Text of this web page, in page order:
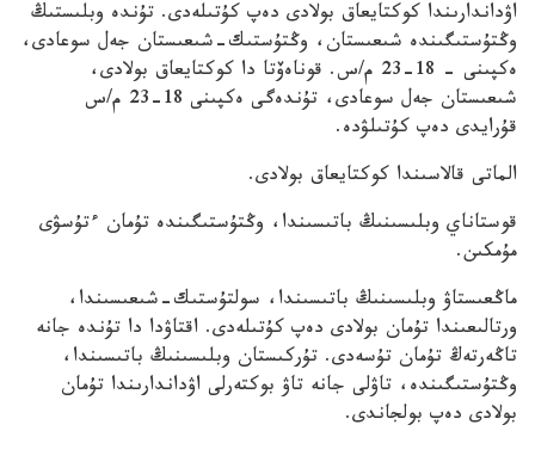
اۋداندارىندا كوكتايعاق بولادى دەپ كۇتىلەدى. تۇندە وبلىستىڭ
وڭتۇستىگىندە شىعىستان، وڭتۇستىك-شىعىستان جەل سوعادى،
ەكپىنى - 18-23 م/س. قوناەۆتا دا كوكتايعاق بولادى،
شىعىستان جەل سوعادى، تۇندەگى ەكپىنى 18-23 م/س
قۇرايدى دەپ كۇتىلۋدە.
الماتى قالاسىندا كوكتايعاق بولادى.
قوستاناي وبلىسىنىڭ باتىسىندا، وڭتۇستىگىندە تۇمان ءتۇسۋى
مۇمكىن.
ماڭعىستاۋ وبلىسىنىڭ باتىسىندا، سولتۇستىك-شىعىسىندا،
ورتالىعىندا تۇمان بولادى دەپ كۇتىلەدى. اقتاۋدا دا تۇندە جانە
تاڭەرتەڭ تۇمان تۇسەدى. تۇركىستان وبلىسىنىڭ باتىسىندا،
وڭتۇستىگىندە، تاۋلى جانە تاۋ بوكتەرلى اۋداندارىندا تۇمان
بولادى دەپ بولجاندى.